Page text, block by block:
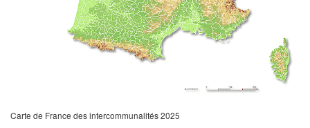
Carte de France des intercommunalités 2025